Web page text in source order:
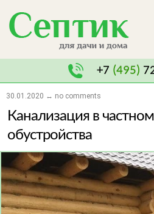
+7 (495)
30.01.2020 ↔ no comments
Канализация в
обустройства